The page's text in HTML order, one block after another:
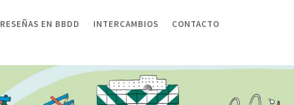
RESEÑAS EN BBDD INTERCAMBIOS CONTACTO